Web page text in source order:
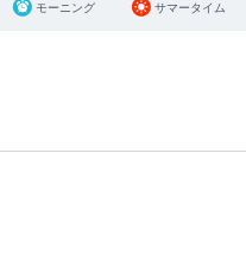
モーニング サマータイム